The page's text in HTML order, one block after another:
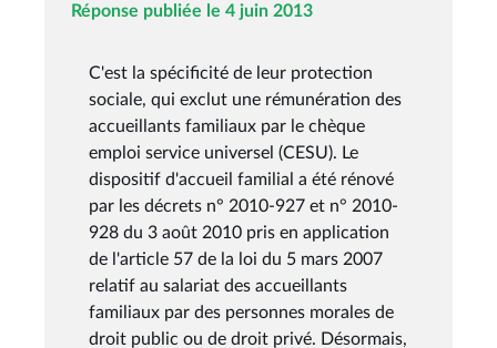
Réponse publiée le 4 juin 2013
C'est la spécificité de leur protection
sociale, qui exclut une rémunération des
accueillants familiaux par le chèque
emploi service universel (CESU). Le
dispositif d'accueil familial a été rénové
par les décrets n° 2010-927 et n° 2010-
928 du 3 août 2010 pris en application
de l'article 57 de la loi du 5 mars 2007
relatif au salariat des accueillants
familiaux par des personnes morales de
droit public ou de droit privé. Désormais,